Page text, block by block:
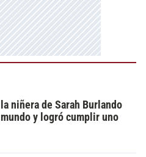
niñera de Sarah Burlando
y logró cumplir uno